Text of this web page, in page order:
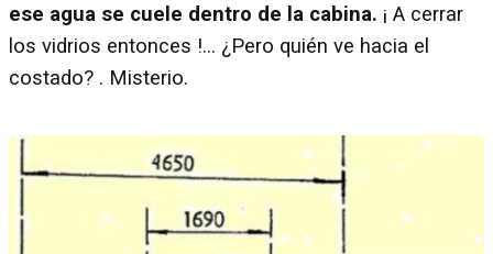
ese agua se cuele dentro de la cabina. ¡ A cerrar
los vidrios entonces !... ¿Pero quién ve hacia el
costado? . Misterio.